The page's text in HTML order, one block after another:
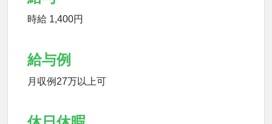
時給 1,400円
給与例
月収例27万以上可